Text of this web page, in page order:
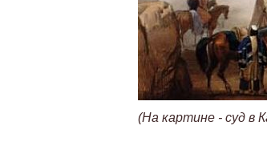
(На картине - суд в